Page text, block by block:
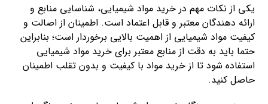
یکی از نکات مهم در خرید مواد شیمیایی، شناسایی منابع و
ارائه دهندگان معتبر و قابل اعتماد است. اطمینان از اصالت و
کیفیت مواد شیمیایی از اهمیت بالایی برخوردار است؛ بنابراین
حتما باید به دقت از منابع معتبر برای خرید مواد شیمیایی
استفاده شود تا از خرید مواد با کیفیت و بدون تقلب اطمینان
حاصل کنید.